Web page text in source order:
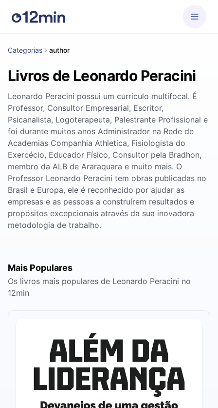
Categorias author
Livros de Leonardo Peracini
Leonardo Peracini possui um currí­culo multifocal. É
Professor, Consultor Empresarial, Escritor,
Psicanalista, Logoterapeuta, Palestrante Profissional e
foi durante muitos anos Administrador na Rede de
Academias Companhia Athletica, Fisiologista do
Exercé­cio, Educador Fí­sico, Consultor pela Bradhon,
membro da ALB de Araraquara e muito mais. O
Professor Leonardo Peracini tem obras publicadas no
Brasil e Europa, ele é reconhecido por ajudar as
empresas e as pessoas a construí­rem resultados e
propósitos excepcionais através da sua inovadora
metodologia de trabalho.
Mais Populares
Os livros mais populares de Leonardo Peracini no
12min